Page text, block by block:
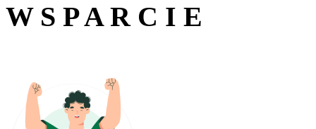
W S P A R C I E